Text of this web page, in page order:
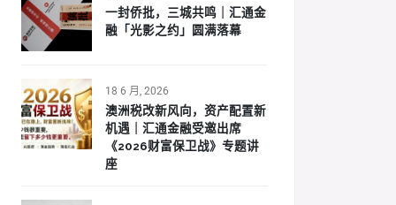
一封侨批，三城共鸣｜汇通金
融「光影之约」圆满落幕
18 6 月, 2026
澳洲税改新风向，资产配置新
机遇｜汇通金融受邀出席
《2026财富保卫战》专题讲
座